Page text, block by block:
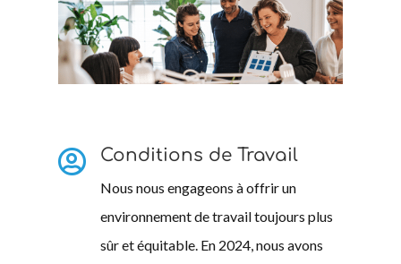
 Conditions de Travail
Nous nous engageons à offrir un
environnement de travail toujours plus
sûr et équitable. En 2024, nous avons